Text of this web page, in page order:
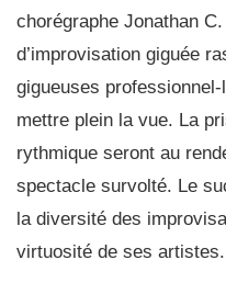
chorégraphe Jonathan
d’improvisation giguée
gigueuses
mettre plein la vue. La
rythmique seront au
spectacle survolté. Le
la diversité des
virtuosité de ses artistes.